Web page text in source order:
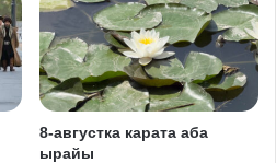
8-августка карата аба
ырайы